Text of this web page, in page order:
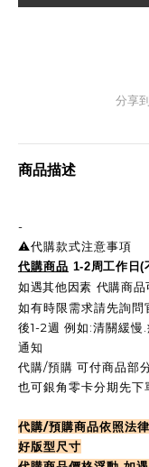
分享到
商品描述
-
⚠️代購款式注意事項
代購商品 1-2周工作日(
如遇其他因素 代購商
如有時限需求請先詢
後1-2週 例如:清關緩
通知
代購/預購 可付商品部
也可銀角零卡分期先下
代購/預購商品依照法
好版型尺寸